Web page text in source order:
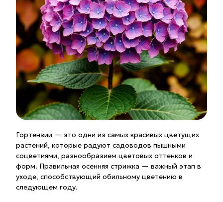
Гортензии — это одни из самых красивых цветущих
растений, которые радуют садоводов пышными
соцветиями, разнообразием цветовых оттенков и
форм. Правильная осенняя стрижка — важный этап в
уходе, способствующий обильному цветению в
следующем году.